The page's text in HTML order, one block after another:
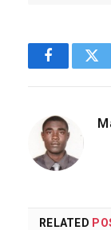
Facebook
RELATED